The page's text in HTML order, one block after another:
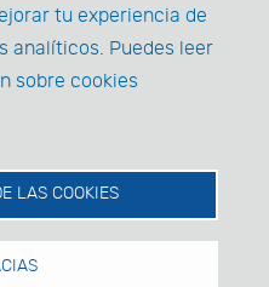
acreditación AUDIT y la
tu experiencia de
analíticos. Puedes leer
sobre cookies
LAS COOKIES